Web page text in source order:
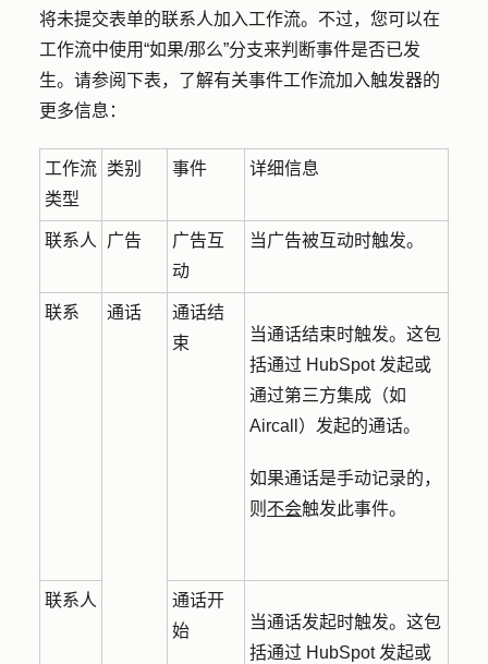
将未提交表单的联系人加入工作流。不过，您可以在
工作流中使用“如果/那么”分支来判断事件是否已发
生。请参阅下表，了解有关事件工作流加入触发器的
更多信息：
工作流
类型
类别 事件 详细信息
联系人 广告
广告互
动
当广告被互动时触发。
联系 通话
通话结
束
当通话结束时触发。这包
括通过 HubSpot 发起或
通过第三方集成（如
Aircall）发起的通话。
如果通话是手动记录的，
则 不会触发此事件。
联系人
通话开
始
当通话发起时触发。这包
括通过 HubSpot 发起或